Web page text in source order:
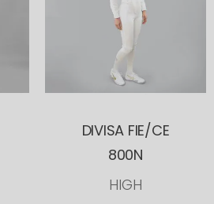
DIVISA FIE/CE
800N
HIGH